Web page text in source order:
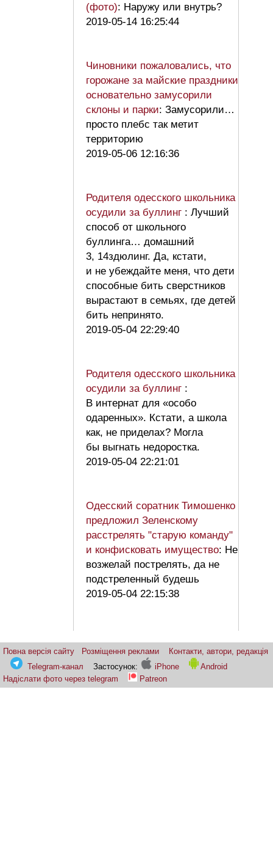
(фото): Наружу или внутрь?
2019-05-14 16:25:44
Чиновники пожаловались, что
горожане за майские праздники
основательно замусорили
склоны и парки: Замусорили…
просто плебс так метит
территорию
2019-05-06 12:16:36
Родителя одесского школьника
осудили за буллинг : Лучший
способ от школьного
буллинга… домашний
3, 14здюлинг. Да, кстати,
и не убеждайте меня, что дети
способные бить сверстников
вырастают в семьях, где детей
бить непринято.
2019-05-04 22:29:40
Родителя одесского школьника
осудили за буллинг :
В интернат для «особо
одаренных». Кстати, а школа
как, не приделах? Могла
бы выгнать недоростка.
2019-05-04 22:21:01
Одесский соратник Тимошенко
предложил Зеленскому
расстрелять "старую команду"
и конфисковать имущество: Не
возжелай пострелять, да не
подстреленный будешь
2019-05-04 22:15:38
Повна версія сайту Розміщення реклами
Контакти, автори, редакція
Telegram-канал
Застосунок: iPhone
Android
Надіслати фото через telegram
Patreon